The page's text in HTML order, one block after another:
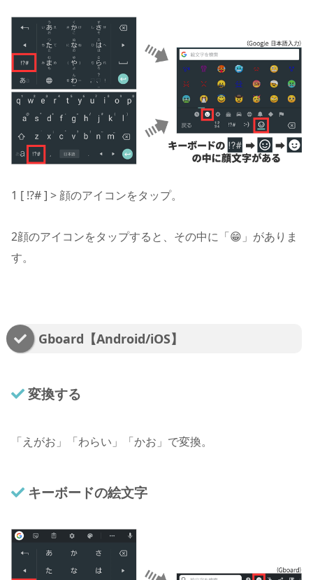
1 [ !?# ] > 顔のアイコンをタップ。
2顔のアイコンをタップすると、その中に「😁」がありま
す。
Gboard【Android/iOS】
変換する
「えがお」「わらい」「かお」で変換。
キーボードの絵文字